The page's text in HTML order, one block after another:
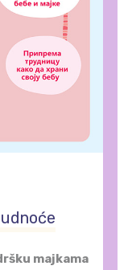
majkama